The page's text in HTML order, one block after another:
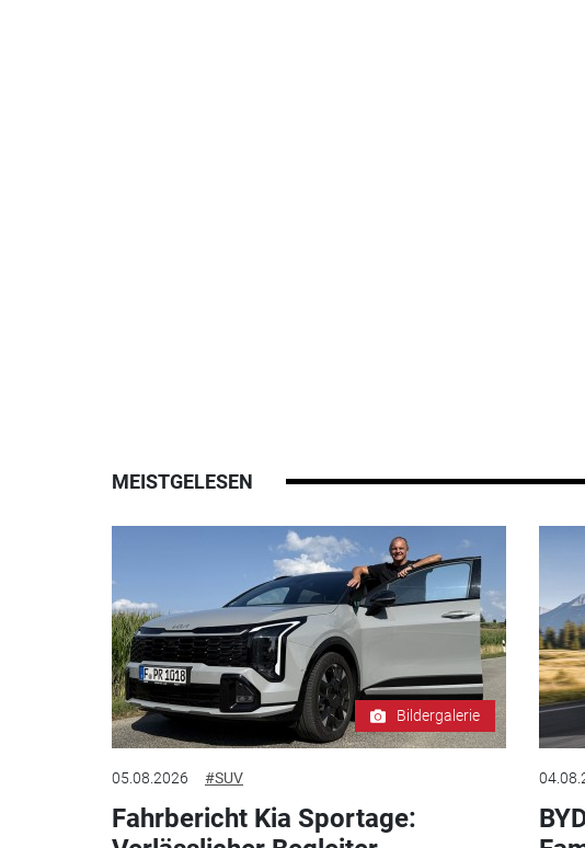
MEISTGELESEN
Bildergalerie
05.08.2026 #SUV
Fahrbericht Kia Sportage: